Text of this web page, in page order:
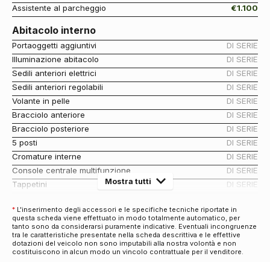
Assistente al parcheggio
€1.100
Abitacolo interno
Portaoggetti aggiuntivi
DI SERIE
Illuminazione abitacolo
DI SERIE
Sedili anteriori elettrici
DI SERIE
Sedili anteriori regolabili
DI SERIE
Volante in pelle
DI SERIE
Bracciolo anteriore
DI SERIE
Bracciolo posteriore
DI SERIE
5 posti
DI SERIE
Cromature interne
DI SERIE
Console centrale multifunzione
DI SERIE
Tappetini
DI SERIE
Rete divisoria
DI SERIE
Climatizzatore automatico a tre zone
DI SERIE
Antifurti
Antifurto immobilizer
DI SERIE
Mostra tutti
* L'inserimento degli accessori e le specifiche tecniche riportate in
questa scheda viene effettuato in modo totalmente automatico, per
tanto sono da considerarsi puramente indicative. Eventuali incongruenze
tra le caratteristiche presentate nella scheda descrittiva e le effettive
dotazioni del veicolo non sono imputabili alla nostra volontà e non
costituiscono in alcun modo un vincolo contrattuale per il venditore.